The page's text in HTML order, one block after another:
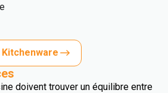
doivent trouver un équilibre entre